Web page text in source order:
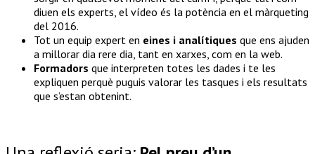
diuen els experts, el vídeo és la potència en el màrqueting
del 2016.
Tot un equip expert en eines i analítiques que ens ajuden
a millorar dia rere dia, tant en xarxes, com en la web.
Formadors que interpreten totes les dades i te les
expliquen perquè puguis valorar les tasques i els resultats
que s’estan obtenint.